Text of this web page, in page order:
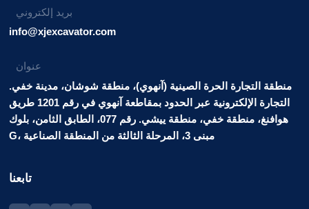
بريد إلكتروني
info@xjexcavator.com
عنوان
منطقة التجارة الحرة الصينية (آنهوي)، منطقة شوشان، مدينة خفي.
التجارة الإلكترونية عبر الحدود بمقاطعة آنهوي في رقم 1201 طريق
هوافنغ، منطقة خفي، منطقة ييشي. رقم 077، الطابق الثامن، بلوك
G، مبنى 3، المرحلة الثالثة من المنطقة الصناعية
تابعنا